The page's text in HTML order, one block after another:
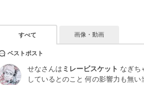
すべて 画像・動画
ベストポスト
せなさんは ミレービスケット なぎち
しているとのこと 何の影響力も無